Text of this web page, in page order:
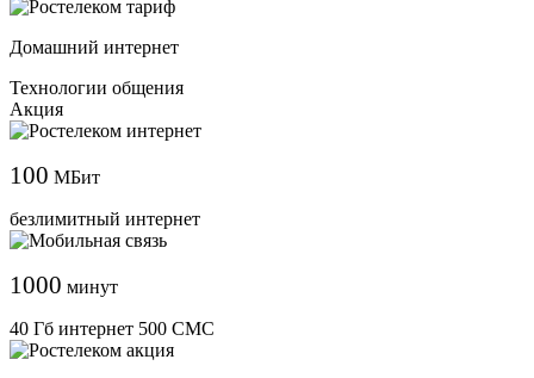
Домашний интернет
Технологии общения
Акция
100 МБит
безлимитный интернет
1000 минут
40 Гб интернет 500 СМС